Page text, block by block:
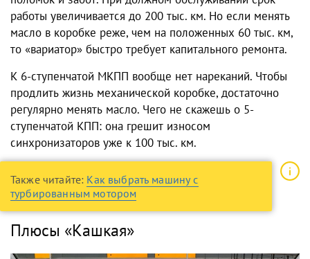
работы увеличивается до 200 тыс. км. Но если менять
масло в коробке реже, чем на положенных 60 тыс. км,
то «вариатор» быстро требует капитального ремонта.
К 6-ступенчатой МКПП вообще нет нареканий. Чтобы
продлить жизнь механической коробке, достаточно
регулярно менять масло. Чего не скажешь о 5-
ступенчатой КПП: она грешит износом
синхронизаторов уже к 100 тыс. км.
Также читайте: Как выбрать машину с
турбированным мотором
Плюсы «Кашкая»